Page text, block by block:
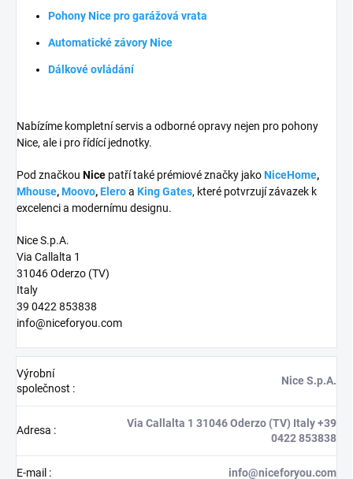
Pohony Nice pro garážová vrata
Automatické závory Nice
Dálkové ovládání
Nabízíme kompletní servis a odborné opravy nejen pro pohony
Nice, ale i pro řídící jednotky.
Pod značkou Nice patří také prémiové značky jakoNiceHome,
Mhouse,Moovo,Eleroa King Gates, které potvrzují závazek k
excelenci a modernímu designu.
Nice S.p.A.
Via Callalta 1
31046 Oderzo (TV)
Italy
39 0422 853838
info@niceforyou.com
Výrobní
společnost :
Nice S.p.A.
Adresa :
Via Callalta 1 31046 Oderzo (TV) Italy +39
0422 853838
E-mail : info@niceforyou.com